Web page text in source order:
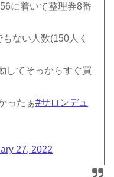
に着いて整理券8番
ない人数(150人く
してそっからすぐ買
ったぁ#サロンデュ
27, 2022